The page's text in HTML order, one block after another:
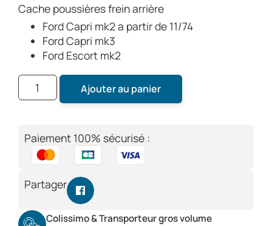
Cache poussières frein arrière
Ford Capri mk2 a partir de 11/74
Ford Capri mk3
Ford Escort mk2
Ajouter au panier
Paiement 100% sécurisé :
Partager
Colissimo & Transporteur gros volume